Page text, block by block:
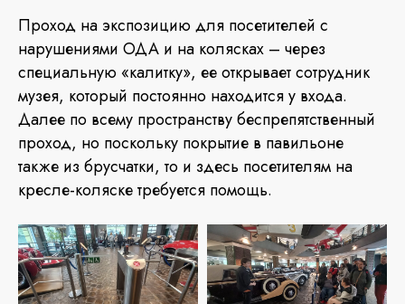
Проход на экспозицию для посетителей с
нарушениями ОДА и на колясках – через
специальную «калитку», ее открывает сотрудник
музея, который постоянно находится у входа.
Далее по всему пространству беспрепятственный
проход, но поскольку покрытие в павильоне
также из брусчатки, то и здесь посетителям на
кресле-коляске требуется помощь.